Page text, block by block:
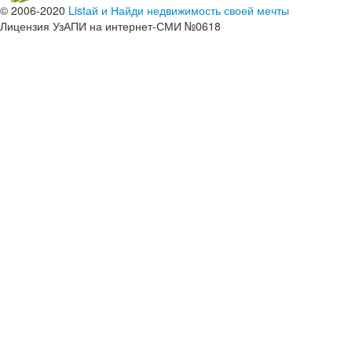
© 2006-2020 Listай и Найди недвижимость своей мечты
Лицензия УзАПИ на интернет-СМИ №0618